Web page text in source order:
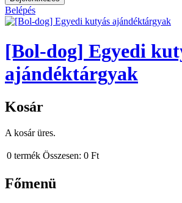
Belépés
[Bol-dog] Egyedi
ajándéktárgyak
Kosár
A kosár üres.
0 termék Összesen: 0 Ft
Főmenü